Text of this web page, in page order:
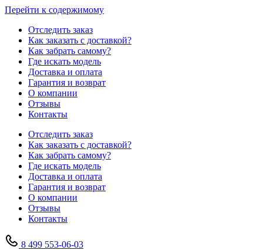
Перейти к содержимому
Отследить заказ
Как заказать с доставкой?
Как забрать самому?
Где искать модель
Доставка и оплата
Гарантия и возврат
О компании
Отзывы
Контакты
Отследить заказ
Как заказать с доставкой?
Как забрать самому?
Где искать модель
Доставка и оплата
Гарантия и возврат
О компании
Отзывы
Контакты
8 499 553-06-03